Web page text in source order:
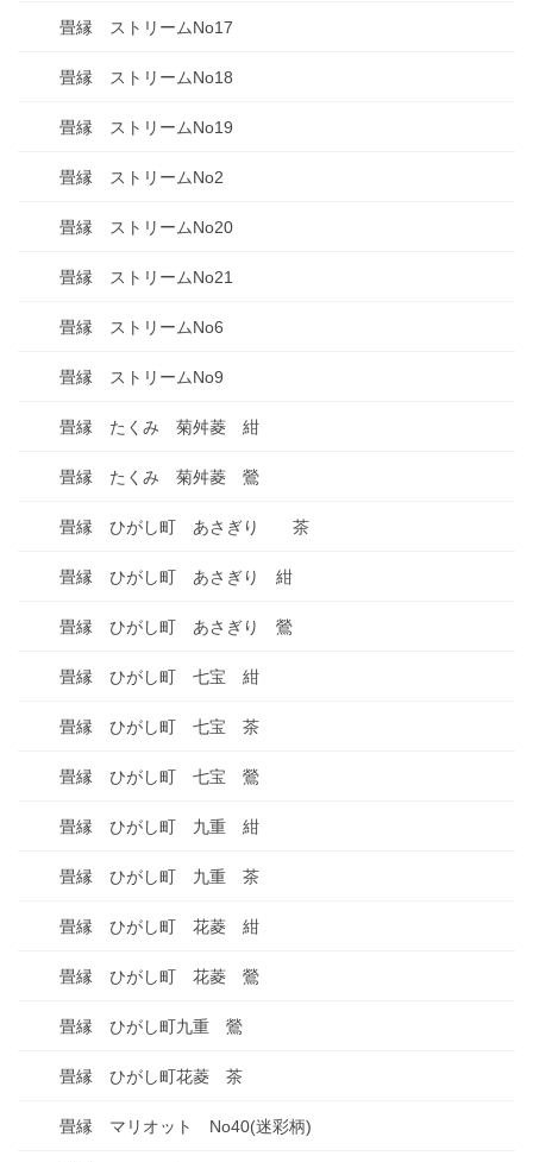
畳縁 ストリームNo17
畳縁 ストリームNo18
畳縁 ストリームNo19
畳縁 ストリームNo2
畳縁 ストリームNo20
畳縁 ストリームNo21
畳縁 ストリームNo6
畳縁 ストリームNo9
畳縁 たくみ 菊舛菱 紺
畳縁 たくみ 菊舛菱 鶯
畳縁 ひがし町 あさぎり 茶
畳縁 ひがし町 あさぎり 紺
畳縁 ひがし町 あさぎり 鶯
畳縁 ひがし町 七宝 紺
畳縁 ひがし町 七宝 茶
畳縁 ひがし町 七宝 鶯
畳縁 ひがし町 九重 紺
畳縁 ひがし町 九重 茶
畳縁 ひがし町 花菱 紺
畳縁 ひがし町 花菱 鶯
畳縁 ひがし町九重 鶯
畳縁 ひがし町花菱 茶
畳縁 マリオット No40(迷彩柄)